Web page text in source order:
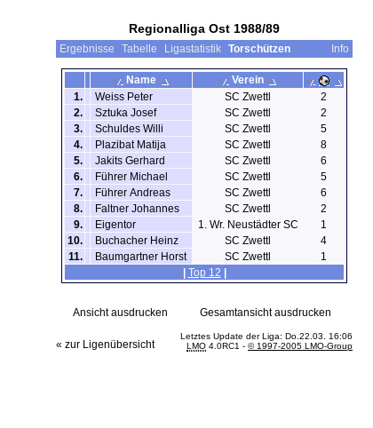
Regionalliga Ost 1988/89
Ergebnisse Tabelle Ligastatistik Torschützen Info
Name Verein
| Top 12 |
1. Weiss Peter SC Zwettl
2
2.
Sztuka Josef SC Zwettl
2
3.
Schuldes Willi SC Zwettl
5
4.
Plazibat Matija SC Zwettl
8
5.
Jakits Gerhard SC Zwettl
6
6.
Führer Michael SC Zwettl
5
7.
Führer Andreas SC Zwettl
6
8.
Faltner Johannes SC Zwettl
2
9.
Eigentor 1. Wr. Neustädter SC
1
10.
Buchacher Heinz SC Zwettl
4
11.
Baumgartner Horst SC Zwettl 1
Ansicht ausdrucken Gesamtansicht ausdrucken
« zur Ligenübersicht
Letztes Update der Liga: Do.22.03. 16:06
LMO 4.0RC1 - © 1997-2005 LMO-Group